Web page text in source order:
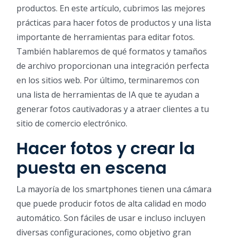
productos. En este artículo, cubrimos las mejores
prácticas para hacer fotos de productos y una lista
importante de herramientas para editar fotos.
También hablaremos de qué formatos y tamaños
de archivo proporcionan una integración perfecta
en los sitios web. Por último, terminaremos con
una lista de herramientas de IA que te ayudan a
generar fotos cautivadoras y a atraer clientes a tu
sitio de comercio electrónico.
Hacer fotos y crear la
puesta en escena
La mayoría de los smartphones tienen una cámara
que puede producir fotos de alta calidad en modo
automático. Son fáciles de usar e incluso incluyen
diversas configuraciones, como objetivo gran